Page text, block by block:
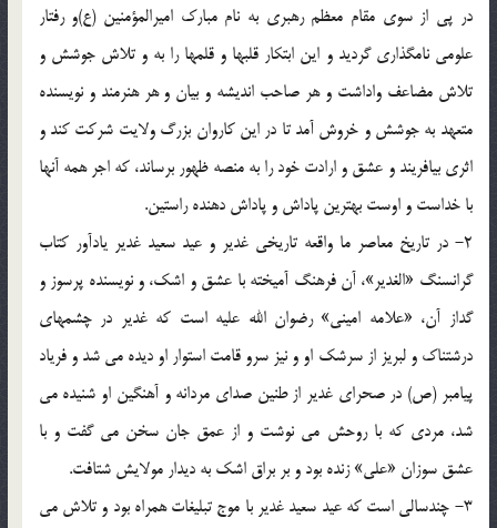
در پي از سوي مقام معظم رهبري به نام مبارك اميرالمؤمنين (ع)و رفتار
علومي نامگذاري گرديد و اين ابتكار قلبها و قلمها را به و تلاش جوشش و
تلاش مضاعف واداشت و هر صاحب انديشه و بيان و هر هنرمند و نويسنده
متعهد به جوشش و خروش آمد تا در اين كاروان بزرگ ولايت شركت كند و
اثري بيافريند و عشق و ارادت خود را به منصه ظهور برساند، كه اجر همه آنها
با خداست و اوست بهترين پاداش و پاداش دهنده راستين.
2- در تاريخ معاصر ما واقعه تاريخي غدير و عيد سعيد غدير يادآور كتاب
گرانسنگ «الغدير»، آن فرهنگ آميخته با عشق و اشك، و نويسنده پرسوز و
گداز آن، «علامه اميني» رضوان الله عليه است كه غدير در چشمهاي
درشتناك و لبريز از سرشك او و نيز سرو قامت استوار او ديده مي شد و فرياد
پيامبر (ص) در صحراي غدير از طنين صداي مردانه و آهنگين او شنيده مي
شد، مردي كه با روحش مي نوشت و از عمق جان سخن مي گفت و با
عشق سوزان «علي» زنده بود و بر براق اشك به ديدار مولايش شتافت.
3- چندسالي است كه عيد سعيد غدير با موج تبليغات همراه بود و تلاش مي